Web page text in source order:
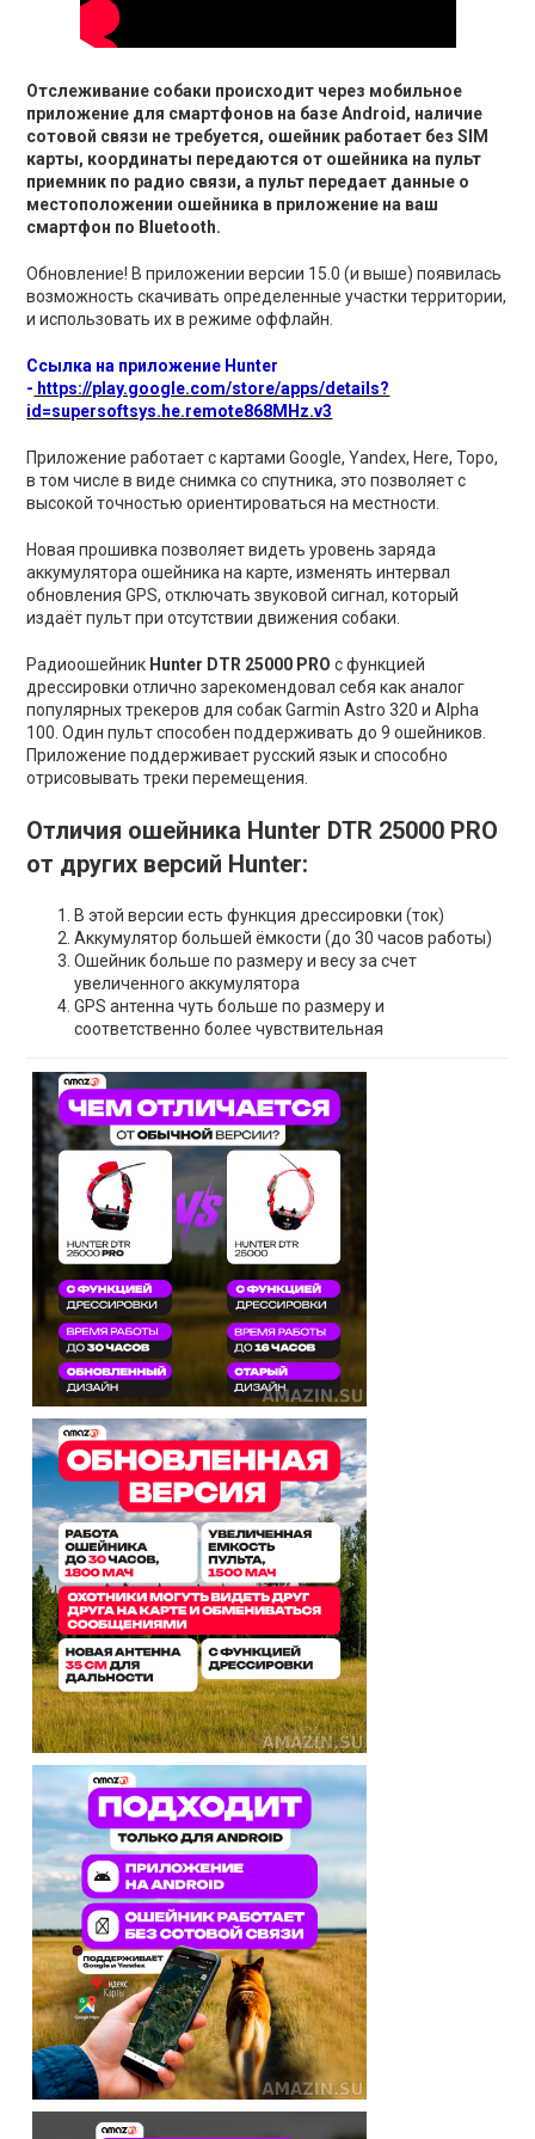
Отслеживание собаки происходит через мобильное
приложение для смартфонов на базе Android, наличие
сотовой связи не требуется, ошейник работает без SIM
карты, координаты передаются от ошейника на пульт
приемник по радио связи, а пульт передает данные о
местоположении ошейника в приложение на ваш
смартфон по Bluetooth.
Обновление! В приложении версии 15.0 (и выше) появилась
возможность скачивать определенные участки территории,
и использовать их в режиме оффлайн.
Ссылка на приложение Hunter
- https://play.google.com/store/apps/details?
id=supersoftsys.he.remote868MHz.v3
Приложение работает с картами Google, Yandex, Here, Topo,
в том числе в виде снимка со спутника, это позволяет с
высокой точностью ориентироваться на местности.
Новая прошивка позволяет видеть уровень заряда
аккумулятора ошейника на карте, изменять интервал
обновления GPS, отключать звуковой сигнал, который
издаёт пульт при отсутствии движения собаки.
Радиоошейник Hunter DTR 25000 PROс функцией
дрессировки отлично зарекомендовал себя как аналог
популярных трекеров для собак Garmin Astro 320 и Alpha
100. Один пульт способен поддерживать до 9 ошейников.
Приложение поддерживает русский язык и способно
отрисовывать треки перемещения.
Отличия ошейника Hunter DTR 25000 PRO
от других версий Hunter:
В этой версии есть функция дрессировки (ток)
Аккумулятор большей ёмкости (до 30 часов работы)
Ошейник больше по размеру и весу за счет
увеличенного аккумулятора
GPS антенна чуть больше по размеру и
соответственно более чувствительная